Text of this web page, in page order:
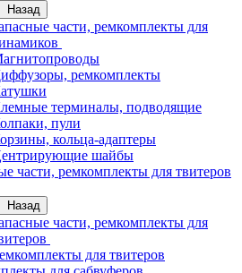
Назад
части, ремкомплекты для
ремкомплекты
терминалы, подводящие
пули
кольца-адаптеры
шайбы
части, ремкомплекты для твитеров
Назад
части, ремкомплекты для
для твитеров